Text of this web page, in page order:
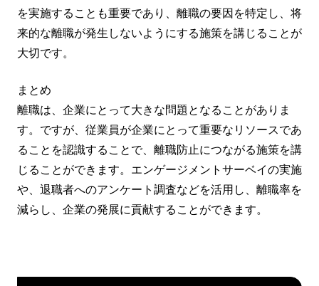
を実施することも重要であり、離職の要因を特定し、将
来的な離職が発生しないようにする施策を講じることが
大切です。
まとめ
離職は、企業にとって大きな問題となることがありま
す。ですが、従業員が企業にとって重要なリソースであ
ることを認識することで、離職防止につながる施策を講
じることができます。エンゲージメントサーベイの実施
や、退職者へのアンケート調査などを活用し、離職率を
減らし、企業の発展に貢献することができます。